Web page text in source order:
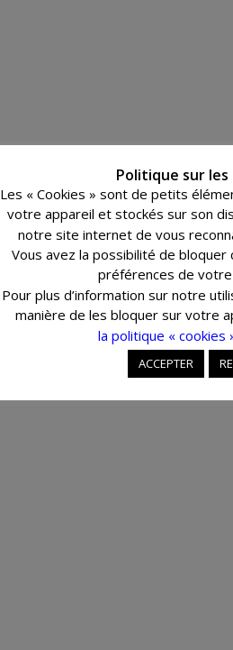
Politique sur les
Les « Cookies » sont de petits
votre appareil et stockés sur son
notre site internet de vous
Vous avez la possibilité de bloquer
préférences de
Pour plus d’information sur notre
manière de les bloquer sur votre
la politique « cookies
ACCEPTER